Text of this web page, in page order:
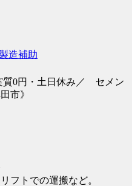
造補助
質0円・土日休み／ セメン
市》
フトでの運搬など。